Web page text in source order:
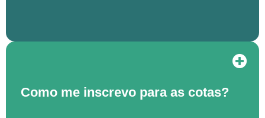
Como me inscrevo para as cotas?